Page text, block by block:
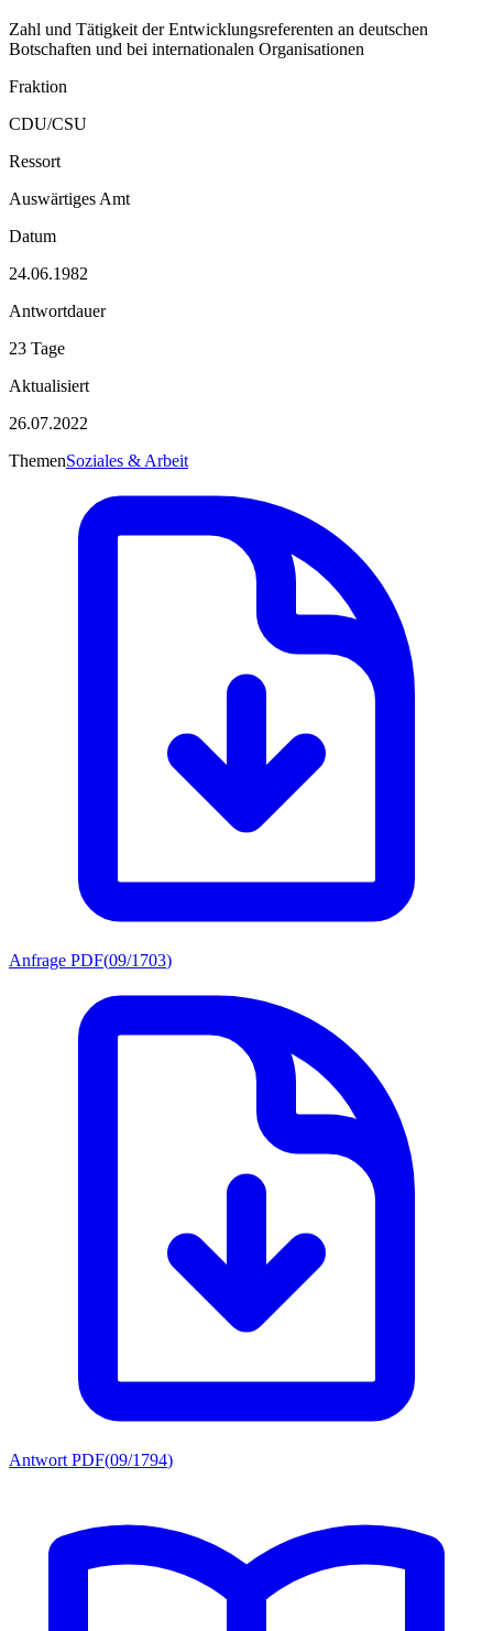
Zahl und Tätigkeit der Entwicklungsreferenten an deutschen
Botschaften und bei internationalen Organisationen
Fraktion
CDU/CSU
Ressort
Auswärtiges Amt
Datum
24.06.1982
Antwortdauer
23 Tage
Aktualisiert
26.07.2022
ThemenSoziales & Arbeit
Anfrage PDF(09/1703)
Antwort PDF(09/1794)